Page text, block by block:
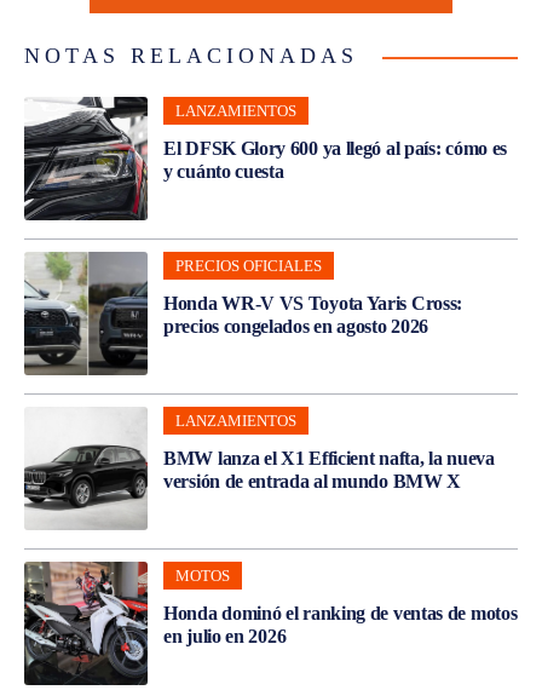
NOTAS RELACIONADAS
LANZAMIENTOS
El DFSK Glory 600 ya llegó al país: cómo es
y cuánto cuesta
PRECIOS OFICIALES
Honda WR-V VS Toyota Yaris Cross:
precios congelados en agosto 2026
LANZAMIENTOS
BMW lanza el X1 Efficient nafta, la nueva
versión de entrada al mundo BMW X
MOTOS
Honda dominó el ranking de ventas de motos
en julio en 2026